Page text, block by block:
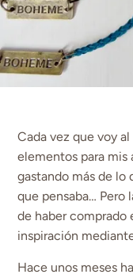
Cada vez que voy
elementos para
gastando más de lo
que pensaba… Pero
de haber comprado
inspiración
Hace unos meses